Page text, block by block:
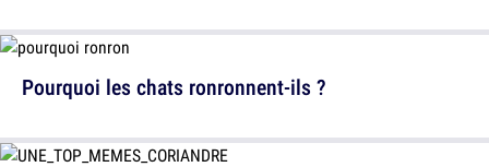
Pourquoi les chats ronronnent-ils ?